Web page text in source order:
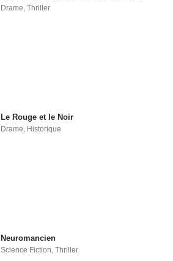
Drame,Thriller
Le Rouge et le Noir
Drame, Historique
Neuromancien
Science Fiction,Thriller